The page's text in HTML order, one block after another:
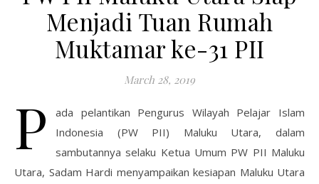
Menjadi Tuan Rumah
Muktamar ke-31 PII
March 28, 2019
P
ada pelantikan Pengurus Wilayah Pelajar Islam
Indonesia (PW PII) Maluku Utara, dalam
sambutannya selaku Ketua Umum PW PII Maluku
Utara, Sadam Hardi menyampaikan kesiapan Maluku Utara